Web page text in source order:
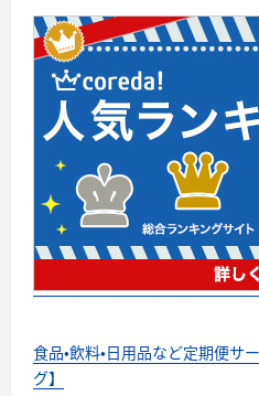
食品・飲料・日用品など定期便
グ】